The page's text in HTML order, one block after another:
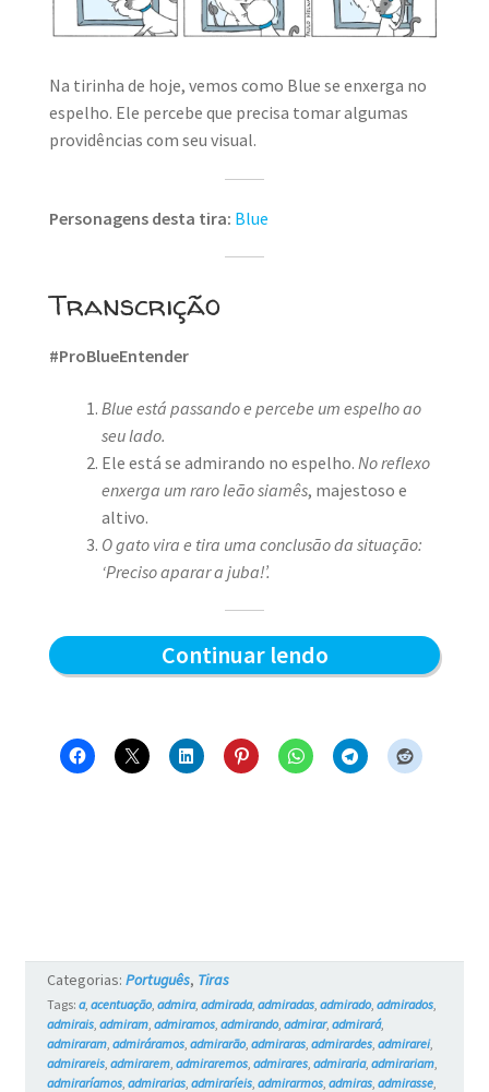
MINHA CONTA
CARRINHO
Search
Na tirinha de hoje, vemos como Blue se enxerga no
espelho. Ele percebe que precisa tomar algumas
providências com seu visual.
Personagens desta tira: Blue
Transcrição
#ProBlueEntender
Blue está passando e percebe um espelho ao
seu lado.
Ele está se admirando no espelho. No reflexo
enxerga um raro leão siamês, majestoso e
altivo.
O gato vira e tira uma conclusão da situação:
‘Preciso aparar a juba!’.
Continuar lendoAparando
–
#7
Categorias: Português, Tiras
Tags: a, acentuação, admira, admirada, admiradas, admirado, admirados,
admirais, admiram, admiramos, admirando, admirar, admirará,
admiraram, admiráramos, admirarão, admiraras, admirardes, admirarei,
admirareis, admirarem, admiraremos, admirares, admiraria, admirariam,
admiraríamos, admirarias, admiraríeis, admirarmos, admiras, admirasse,